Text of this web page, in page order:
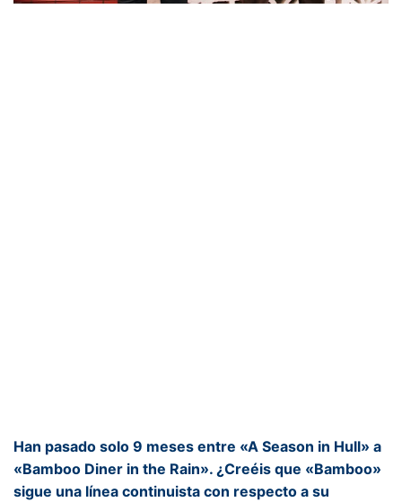
Han pasado solo 9 meses entre «A Season in Hull» a
«Bamboo Diner in the Rain». ¿Creéis que «Bamboo»
sigue una línea continuista con respecto a su